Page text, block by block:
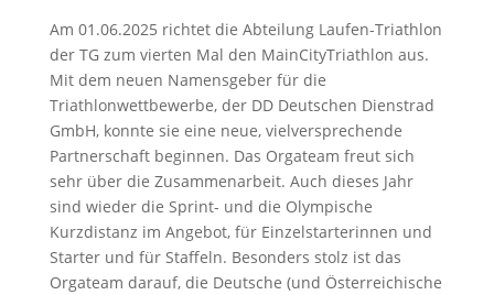
Am 01.06.2025 richtet die Abteilung Laufen-Triathlon
der TG zum vierten Mal den MainCityTriathlon aus.
Mit dem neuen Namensgeber für die
Triathlonwettbewerbe, der DD Deutschen Dienstrad
GmbH, konnte sie eine neue, vielversprechende
Partnerschaft beginnen. Das Orgateam freut sich
sehr über die Zusammenarbeit. Auch dieses Jahr
sind wieder die Sprint- und die Olympische
Kurzdistanz im Angebot, für Einzelstarterinnen und
Starter und für Staffeln. Besonders stolz ist das
Orgateam darauf, die Deutsche (und Österreichische